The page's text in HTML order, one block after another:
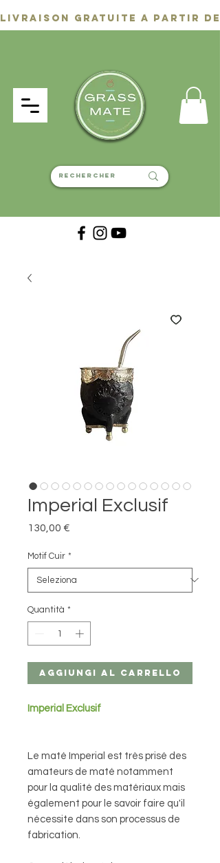
Imperial Exclusif
130,00 €
Motif Cuir *
Quantità *
Aggiungi al carrello
Imperial Exclusif
Le maté Imperial est très prisé des
amateurs de maté notamment
pour la qualité des matériaux mais
également pour le savoir faire qu'il
nécessite dans son processus de
fabrication.